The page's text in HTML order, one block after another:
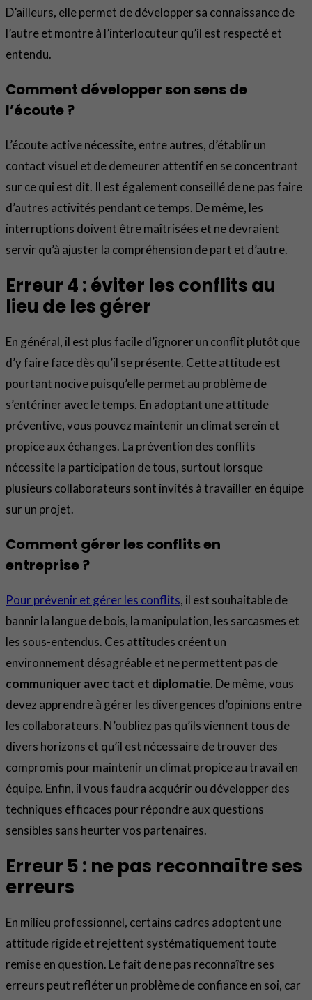
D’ailleurs, elle permet de développer sa connaissance de
l’autre et montre à l’interlocuteur qu’il est respecté et
entendu.
Comment développer son sens de
l’écoute ?
L’écoute active nécessite, entre autres, d’établir un
contact visuel et de demeurer attentif en se concentrant
sur ce qui est dit. Il est également conseillé de ne pas faire
d’autres activités pendant ce temps. De même, les
interruptions doivent être maîtrisées et ne devraient
servir qu’à ajuster la compréhension de part et d’autre.
Erreur 4 : éviter les conflits au
lieu de les gérer
En général, il est plus facile d’ignorer un conflit plutôt que
d’y faire face dès qu’il se présente. Cette attitude est
pourtant nocive puisqu’elle permet au problème de
s’entériner avec le temps. En adoptant une attitude
préventive, vous pouvez maintenir un climat serein et
propice aux échanges. La prévention des conflits
nécessite la participation de tous, surtout lorsque
plusieurs collaborateurs sont invités à travailler en équipe
sur un projet.
Comment gérer les conflits en
entreprise ?
Pour prévenir et gérer les conflits, il est souhaitable de
bannir la langue de bois, la manipulation, les sarcasmes et
les sous-entendus. Ces attitudes créent un
environnement désagréable et ne permettent pas de
communiquer avec tact et diplomatie. De même, vous
devez apprendre à gérer les divergences d’opinions entre
les collaborateurs. N’oubliez pas qu’ils viennent tous de
divers horizons et qu’il est nécessaire de trouver des
compromis pour maintenir un climat propice au travail en
équipe. Enfin, il vous faudra acquérir ou développer des
techniques efficaces pour répondre aux questions
sensibles sans heurter vos partenaires.
Erreur 5 : ne pas reconnaître ses
erreurs
En milieu professionnel, certains cadres adoptent une
attitude rigide et rejettent systématiquement toute
remise en question. Le fait de ne pas reconnaître ses
erreurs peut refléter un problème de confiance en soi, car